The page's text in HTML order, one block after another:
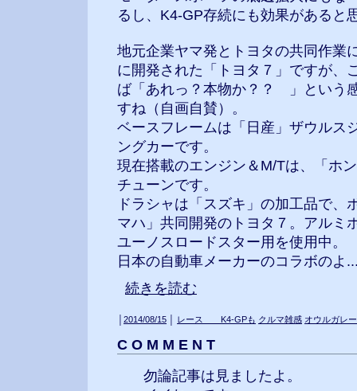
るし、K4-GP存続にも効果があると
地元企業ヤマ発とトヨタの共同作業
に開発された「トヨタ７」ですが、
ば「あれっ？本物か？？ 」という
すね（自画自賛）。
ベースフレームは「日産」ザウルス
ングカーです。
現在搭載のエンジン＆M/Tは、「ホ
チューンです。
ドラシャは「スズキ」の加工品で、
マハ」共同開発のトヨタ７。アルミ
ユーノスロードスター用を使用中。
日本の自動車メーカーのコラボのよ
続きを読む
2014/08/15 レース K4-GPも クルマ雑感 オウルガレ
C O M M E N T
勿論記事は見ましたよ。